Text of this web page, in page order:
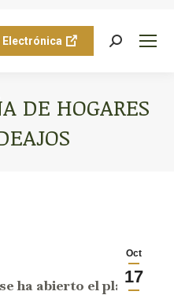
Electrónica Buscar:
DE HOGARES
Oct
17
ha abierto el plazo